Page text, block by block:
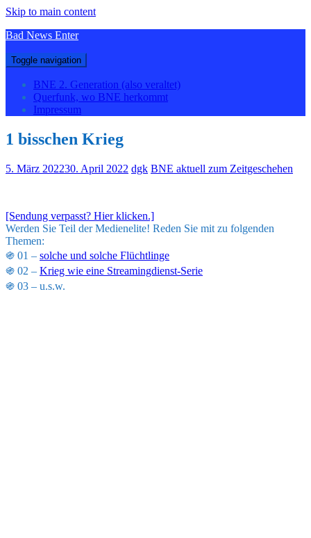
Skip to main content
Bad News Enter
Toggle navigation
BNE 2. Generation (also veraltet)
Querfunk, wo BNE herkommt
Impressum
1 bisschen Krieg
5. März 202230. April 2022 dgk BNE aktuell zum Zeitgeschehen
[Sendung verpasst? Hier klicken.]
Werden Sie Teil der Medienelite! Reden Sie mit zu folgenden
Themen:
֍ 01 – solche und solche Flüchtlinge
֍ 02 – Krieg wie eine Streamingdienst-Serie
֍ 03 – u.s.w.